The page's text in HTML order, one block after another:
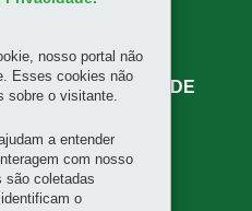
DO PARANÁ - SEDE
- Centro Cívico
-PR MAPA
7336
nosso portal não
Esses cookies não
sobre o visitante.
a entender
com nosso
são coletadas
o